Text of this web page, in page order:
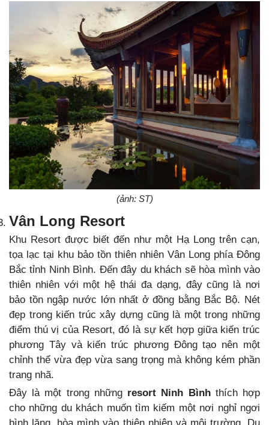
(ảnh: ST)
Vân Long Resort
Khu Resort được biết đến như một Hạ Long trên cạn,
tọa lạc tại khu bảo tồn thiên nhiên Vân Long phía Đông
Bắc tỉnh Ninh Bình. Đến đây du khách sẽ hòa mình vào
thiên nhiên với một hệ thái đa dạng, đây cũng là nơi
bảo tồn ngập nước lớn nhất ở đồng bằng Bắc Bộ. Nét
đẹp trong kiến trúc xây dựng cũng là một trong những
điểm thú vị của Resort, đó là sự kết hợp giữa kiến trúc
phương Tây và kiến trúc phương Đông tạo nên một
chỉnh thể vừa đẹp vừa sang trọng mà không kém phần
trang nhã.
Đây là một trong những resort Ninh Bìnhthích hợp
cho những du khách muốn tìm kiếm một nơi nghỉ ngơi